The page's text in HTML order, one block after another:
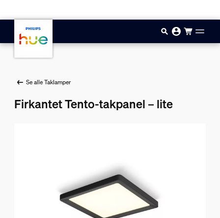
Se alle Taklamper
Firkantet Tento-takpanel – lite